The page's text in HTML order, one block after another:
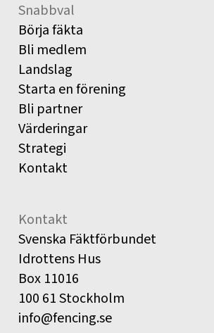
Snabbval
Börja fäkta
Bli medlem
Landslag
Starta en förening
Bli partner
Värderingar
Strategi
Kontakt
Kontakt
Svenska Fäktförbundet
Idrottens Hus
Box 11016
100 61 Stockholm
info@fencing.se